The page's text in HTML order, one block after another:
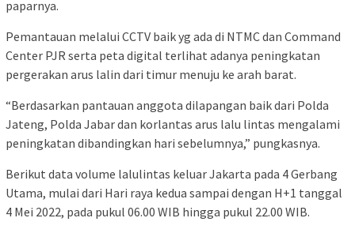
paparnya.
Pemantauan melalui CCTV baik yg ada di NTMC dan Command
Center PJR serta peta digital terlihat adanya peningkatan
pergerakan arus lalin dari timur menuju ke arah barat.
“Berdasarkan pantauan anggota dilapangan baik dari Polda
Jateng, Polda Jabar dan korlantas arus lalu lintas mengalami
peningkatan dibandingkan hari sebelumnya,” pungkasnya.
Berikut data volume lalulintas keluar Jakarta pada 4 Gerbang
Utama, mulai dari Hari raya kedua sampai dengan H+1 tanggal
4 Mei 2022, pada pukul 06.00 WIB hingga pukul 22.00 WIB.